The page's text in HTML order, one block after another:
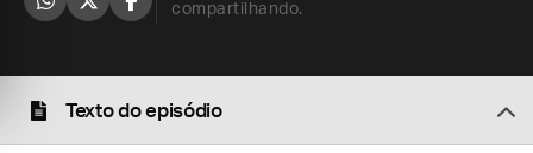
compartilhando.
Texto do episódio